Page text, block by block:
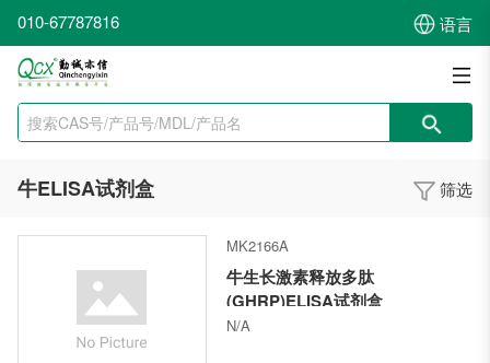
010-67787816 语言
牛ELISA试剂盒 筛选
MK2166A
牛生长激素释放多肽
(GHRP)ELISA试剂盒
N/A